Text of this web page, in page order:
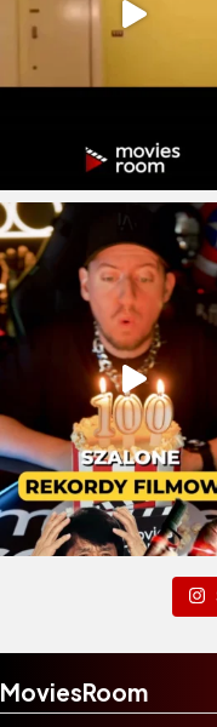
MoviesRoom